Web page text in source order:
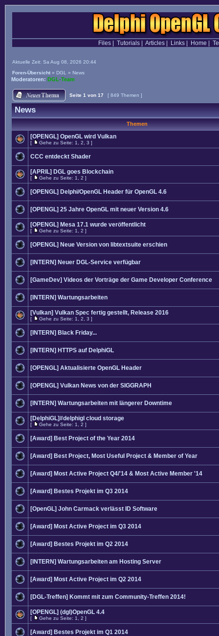
Files| Tutorials| Articles| Links| Home
Aktuelle Zeit: Sa Aug 08, 2026 20:44
Foren-Übersicht » DGL » News
Moderatoren: DGL-Team
Seite 1 von 17 [ 849 Themen ]
News
Themen
[OPENGL] OpenGL wird Vulkan
[ Gehe zu Seite: 1 2 3 ]
CCC entdeckt Shader
[APRIL] DGL goes Blockchain
[ Gehe zu Seite: 1 2 ]
[OPENGL] Delphi/OpenGL Header für OpenGL 4.6
[OPENGL] 25 Jahre OpenGL mit neuer Version 4.6
[OPENGL] Mesa 17.1 wurde veröffentlicht
[ Gehe zu Seite: 1 2 ]
[OPENGL] Neue Version von libtextsuite erschien
[INTERN] Neuer DGL-Service verfügbar
[GameDev] Videos der Vorträge der Game Developer Conference
[INTERN] Wartungsarbeiten
[Vulkan] Vulkan Spec fertig gestellt, Release 2016
[ Gehe zu Seite: 1 2 3 ]
[INTERN] Black Friday...
[INTERN] HTTPS auf DelphiGL
[OPENGL] Aktualisierte OpenGL Header
[OPENGL] Vulkan News von der SIGGRAPH
[INTERN] Wartungsarbeiten mit längerer Downtime
[DelphiGL]#delphigl cloud storage
[ Gehe zu Seite: 1 2 ]
[Award] Best Project of the Year 2014
[Award] Best Project, Most Useful Project & Member of Year
[Award] Most Active Project Q4/'14 & Most Active Member '14
[Award] Bestes Projekt im Q3 2014
[OpenGL] John Carmack verlässt ID Software
[Award] Most Active Project im Q3 2014
[Award] Bestes Projekt im Q2 2014
[INTERN] Wartungsarbeiten am Hosting Server
[Award] Most Active Project im Q2 2014
[DGL-Treffen] Kommt mit zum Community-Treffen 2014!
[OPENGL] (dgl)OpenGL 4.4
[ Gehe zu Seite: 1 2 ]
[Award] Bestes Projekt im Q1 2014